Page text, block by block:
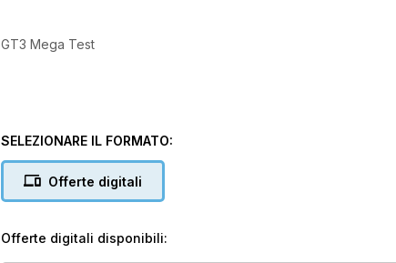
GT3 Mega Test
SELEZIONARE IL FORMATO:
Offerte digitali
Offerte digitali disponibili: